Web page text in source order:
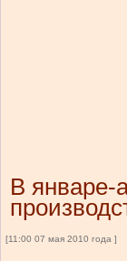
В
[11:00 07 мая 2010 года ]